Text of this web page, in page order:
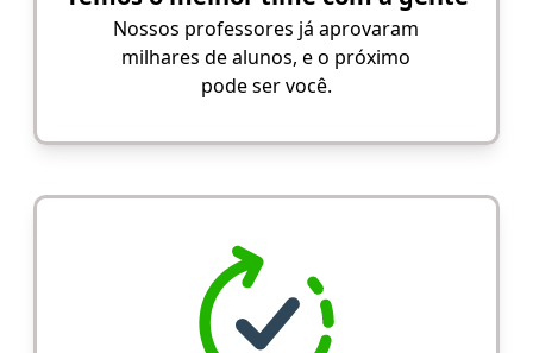
Nossos professores já aprovaram
milhares de alunos, e o próximo
pode ser você.